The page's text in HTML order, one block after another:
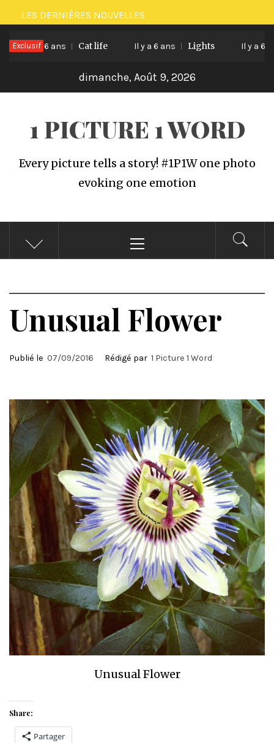
Passer
au
contenu
LES DERNIÈRES NOUVELLES
Exclusif
Il y a 6 ans Cat life Il y a 6 ans Lights Il y a 6 ans
dimanche, Août 9, 2026
1 PICTURE 1 WORD
Every picture tells a story! #1P1W one photo
evoking one emotion
principal
Unusual Flower
Publié le 07/09/2016 Rédigé par 1 Picture 1 Word
Unusual Flower
Share:
Partager